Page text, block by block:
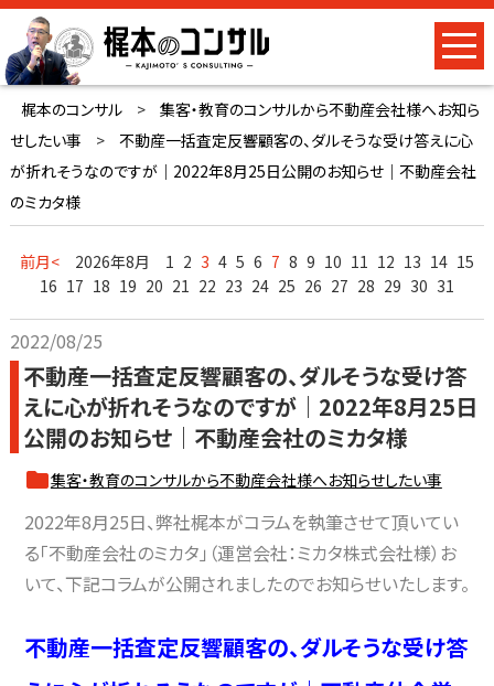
梶本のコンサル >
集客・教育のコンサルから不動産会社様へお知ら
せしたい事
>
不動産一括査定反響顧客の、ダルそうな受け答えに心
が折れそうなのですが｜2022年8月25日公開のお知らせ｜不動産会社
のミカタ様
前月< 2026年8月 1 2 3 4 5 6 7 8 9 10 11 12 13 14 15
16 17 18 19 20 21 22 23 24 25 26 27 28 29 30 31
2022/08/25
不動産一括査定反響顧客の、ダルそうな受け答
えに心が折れそうなのですが｜2022年8月25日
公開のお知らせ｜不動産会社のミカタ様
集客・教育のコンサルから不動産会社様へお知らせしたい事
2022年8月25日、弊社梶本がコラムを執筆させて頂いてい
る「不動産会社のミカタ」（運営会社：ミカタ株式会社様）お
いて、下記コラムが公開されましたのでお知らせいたします。
不動産一括査定反響顧客の、ダルそうな受け答